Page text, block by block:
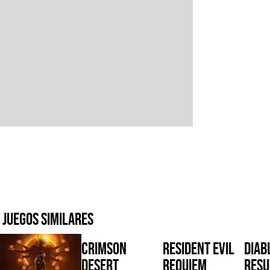
Juegos similares
Crimson
Desert
Resident Evil
Requiem